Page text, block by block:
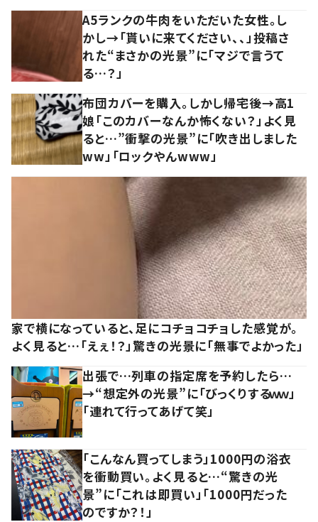
A5ランクの牛肉をいただいた女性。し
かし→「貰いに来てください、、」投稿さ
れた“まさかの光景”に「マジで言うて
る…？」
布団カバーを購入。しかし帰宅後→高1
娘「このカバーなんか怖くない？」よく見
ると…”衝撃の光景”に「吹き出しました
ww」「ロックやんwww」
家で横になっていると、足にコチョコチョした感覚が。
よく見ると…「えぇ！？」驚きの光景に「無事でよかった」
出張で…列車の指定席を予約したら…
→“想定外の光景”に「びっくりするｗｗ」
「連れて行ってあげて笑」
「こんなん買ってしまう」1000円の浴衣
を衝動買い。よく見ると…“驚きの光
景”に「これは即買い」「1000円だった
のですか？！」